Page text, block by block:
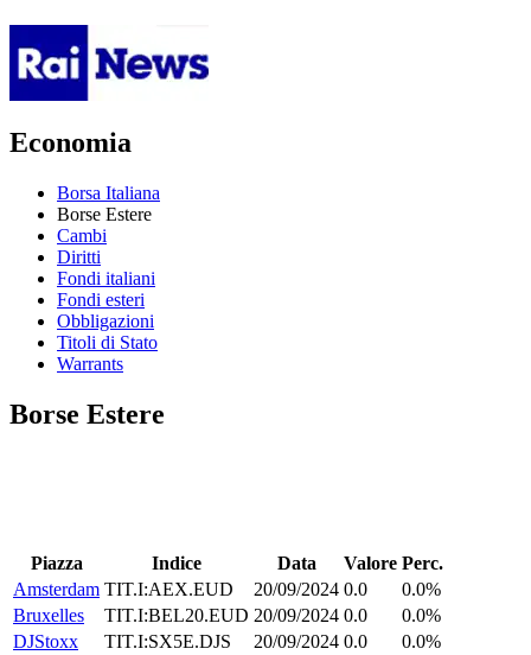
Economia
Borsa Italiana
Borse Estere
Cambi
Diritti
Fondi italiani
Fondi esteri
Obbligazioni
Titoli di Stato
Warrants
Borse Estere
Piazza Indice Data Valore Perc.
Amsterdam TIT.I:AEX.EUD 20/09/2024 0.0
0.0%
Bruxelles
TIT.I:BEL20.EUD 20/09/2024 0.0
0.0%
DJStoxx
TIT.I:SX5E.DJS 20/09/2024 0.0
0.0%